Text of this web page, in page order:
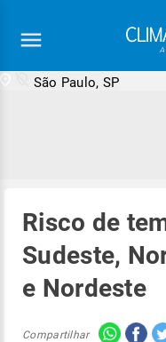
São Paulo, SP
Risco de
Sudeste,
e Nordeste
Compartilhar